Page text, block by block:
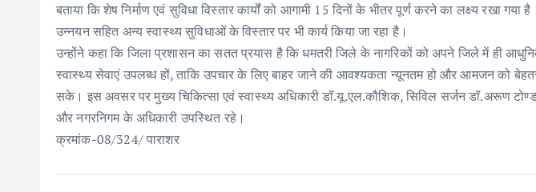
बताया कि शेष निर्माण एवं सुविधा विस्तार कार्यों को आगामी 15 दिनों के भीतर पूर्ण करने का लक्ष्य रखा
उन्नयन सहित अन्य स्वास्थ्य सुविधाओं के विस्तार पर भी कार्य किया जा रहा है।
उन्होंने कहा कि जिला प्रशासन का सतत प्रयास है कि धमतरी जिले के नागरिकों को अपने जिले में ही
स्वास्थ्य सेवाएं उपलब्ध हों, ताकि उपचार के लिए बाहर जाने की आवश्यकता न्यूनतम हो और आमजन को
सके। इस अवसर पर मुख्य चिकित्सा एवं स्वास्थ्य अधिकारी डॉ.यू.एल.कौशिक, सिविल सर्जन डॉ.अरूण
और नगरनिगम के अधिकारी उपस्थित रहे।
क्रमांक-08/324/ पाराशर